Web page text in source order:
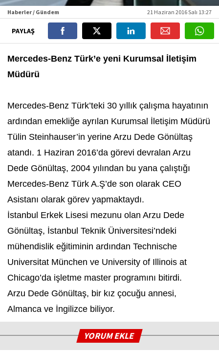
Haberler / Gündem 21 Haziran 2016 Salı 13:27
PAYLAŞ
Mercedes-Benz Türk’e yeni Kurumsal İletişim
Müdürü
Mercedes-Benz Türk’teki 30 yıllık çalışma hayatının
ardından emekliğe ayrılan Kurumsal İletişim Müdürü
Tülin Steinhauser’in yerine Arzu Dede Gönültaş
atandı. 1 Haziran 2016’da görevi devralan Arzu
Dede Gönültaş, 2004 yılından bu yana çalıştığı
Mercedes-Benz Türk A.Ş’de son olarak CEO
Asistanı olarak görev yapmaktaydı.
İstanbul Erkek Lisesi mezunu olan Arzu Dede
Gönültaş, İstanbul Teknik Üniversitesi’ndeki
mühendislik eğitiminin ardından Technische
Universitat München ve University of Illinois at
Chicago’da işletme master programını bitirdi.
Arzu Dede Gönültaş, bir kız çocuğu annesi,
Almanca ve İngilizce biliyor.
YORUM EKLE